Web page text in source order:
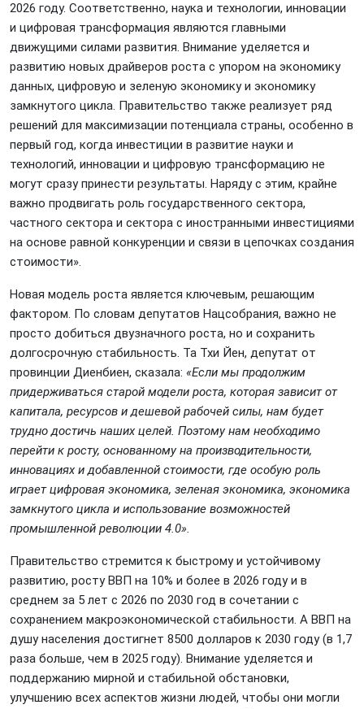
2026 году. Соответственно, наука и технологии, инновации
и цифровая трансформация являются главными
движущими силами развития. Внимание уделяется и
развитию новых драйверов роста с упором на экономику
данных, цифровую и зеленую экономику и экономику
замкнутого цикла. Правительство также реализует ряд
решений для максимизации потенциала страны, особенно в
первый год, когда инвестиции в развитие науки и
технологий, инновации и цифровую трансформацию не
могут сразу принести результаты. Наряду с этим, крайне
важно продвигать роль государственного сектора,
частного сектора и сектора с иностранными инвестициями
на основе равной конкуренции и связи в цепочках создания
стоимости».
Новая модель роста является ключевым, решающим
фактором. По словам депутатов Нацсобрания, важно не
просто добиться двузначного роста, но и сохранить
долгосрочную стабильность. Та Тхи Йен, депутат от
провинции Диенбиен, сказала: «Если мы продолжим
придерживаться старой модели роста, которая зависит от
капитала, ресурсов и дешевой рабочей силы, нам будет
трудно достичь наших целей. Поэтому нам необходимо
перейти к росту, основанному на производительности,
инновациях и добавленной стоимости, где особую роль
играет цифровая экономика, зеленая экономика, экономика
замкнутого цикла и использование возможностей
промышленной революции 4.0».
Правительство стремится к быстрому и устойчивому
развитию, росту ВВП на 10% и более в 2026 году и в
среднем за 5 лет с 2026 по 2030 год в сочетании с
сохранением макроэкономической стабильности. А ВВП на
душу населения достигнет 8500 долларов к 2030 году (в 1,7
раза больше, чем в 2025 году). Внимание уделяется и
поддержанию мирной и стабильной обстановки,
улучшению всех аспектов жизни людей, чтобы они могли